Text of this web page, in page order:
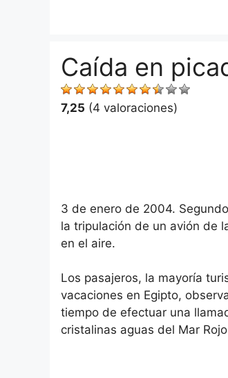
Caída en
7,25 (4 valoraciones)
3 de enero de 2004.
la tripulación de un avión de
en el aire.
Los pasajeros, la mayoría
vacaciones en Egipto,
tiempo de efectuar una
cristalinas aguas del Mar